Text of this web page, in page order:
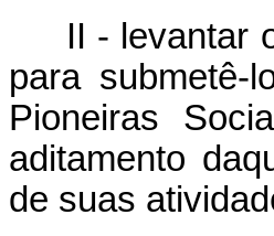
II - levantar
para submetê-
Pioneiras
aditamento
de suas